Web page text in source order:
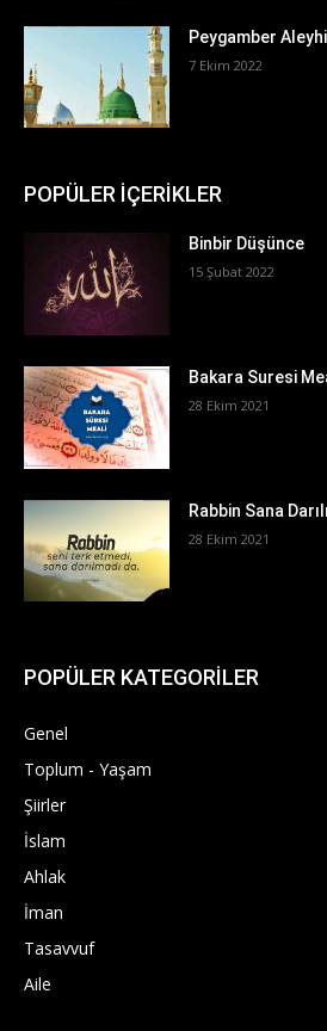
Peygamber
7 Ekim 2022
POPÜLER İÇERİKLER
Binbir Düşünce
15 Şubat 2022
Bakara Suresi
28 Ekim 2021
Rabbin Sana
28 Ekim 2021
POPÜLER KATEGORİLER
Genel
Toplum - Yaşam
Şiirler
İslam
Ahlak
İman
Tasavvuf
Aile